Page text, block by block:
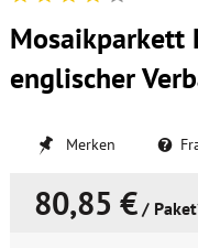
Mosaikparkett
englischer
Merken
80,85 € /